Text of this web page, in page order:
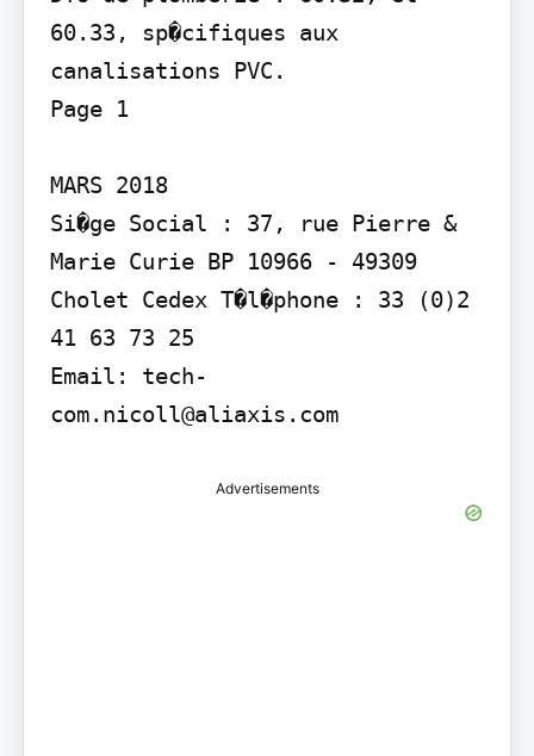
60.33, sp�cifiques aux
canalisations PVC.
Page 1
MARS 2018
Si�ge Social : 37, rue Pierre &
Marie Curie BP 10966 - 49309
Cholet Cedex T�l�phone : 33 (0)2
41 63 73 25
Email: tech-
com.nicoll@aliaxis.com
Advertisements